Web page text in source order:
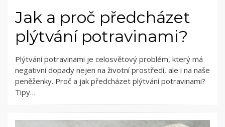
Jak a proč předcházet
plýtvání potravinami?
Plýtvání potravinami je celosvětový problém, který má
negativní dopady nejen na životní prostředí, ale i na naše
peněženky. Proč a jak předcházet plýtvání potravinami?
Tipy…